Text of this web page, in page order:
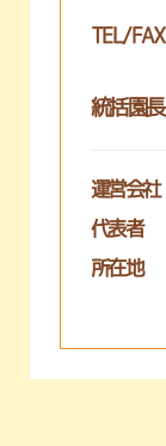
TEL/FAX
統括園長
運営会社
代表者
所在地